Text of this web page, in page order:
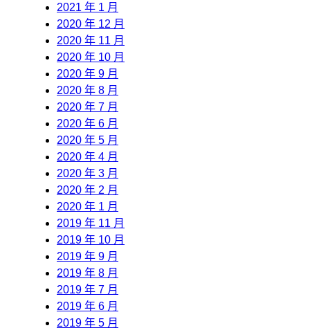
2021 年 1 月
2020 年 12 月
2020 年 11 月
2020 年 10 月
2020 年 9 月
2020 年 8 月
2020 年 7 月
2020 年 6 月
2020 年 5 月
2020 年 4 月
2020 年 3 月
2020 年 2 月
2020 年 1 月
2019 年 11 月
2019 年 10 月
2019 年 9 月
2019 年 8 月
2019 年 7 月
2019 年 6 月
2019 年 5 月